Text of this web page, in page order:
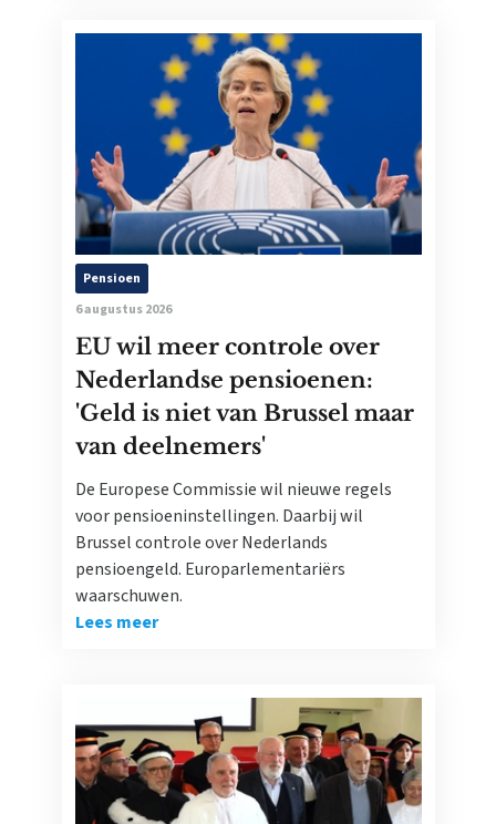
Pensioen
6 augustus 2026
EU wil meer controle over
Nederlandse pensioenen:
'Geld is niet van Brussel maar
van deelnemers'
De Europese Commissie wil nieuwe regels
voor pensioeninstellingen. Daarbij wil
Brussel controle over Nederlands
pensioengeld. Europarlementariërs
waarschuwen.
Lees meer